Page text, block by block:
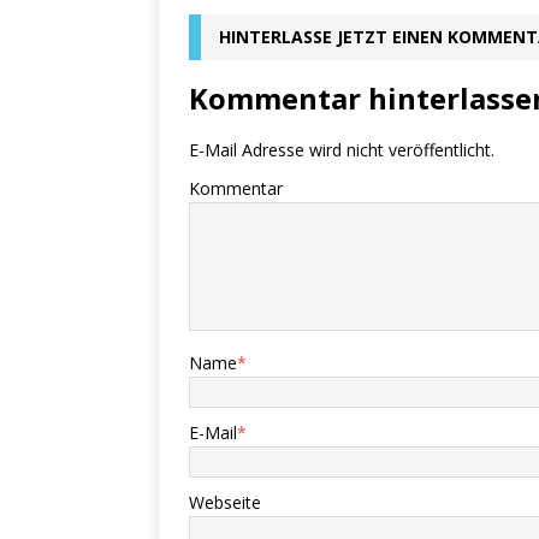
HINTERLASSE JETZT EINEN
Kommentar
E-Mail Adresse wird nicht veröffentlicht.
Kommentar
Name*
E-Mail*
Webseite